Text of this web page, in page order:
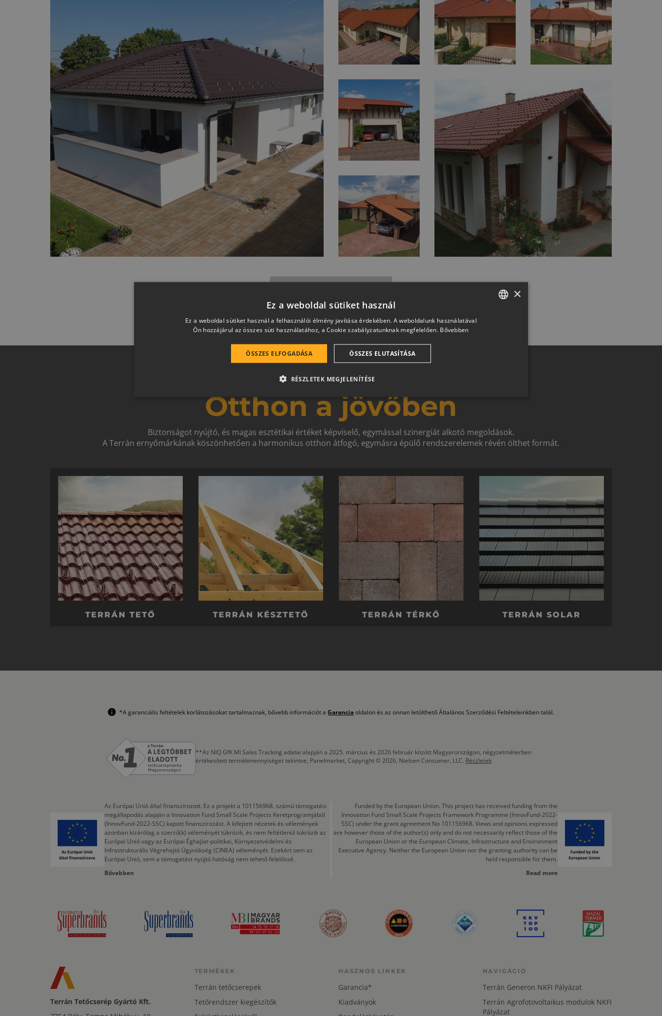
Otthon a jövőben
Biztonságot nyújtó, és magas esztétikai értéket képviselő, egymással szinergiát alkotó megoldások.
A Terrán ernyőmárkának köszönhetően a harmonikus otthon átfogó, egymásra épülő rendszerelemek révén ölthet formát.
TERRÁN TETŐ TERRÁN KÉSZTETŐ TERRÁN TÉRKŐ TERRÁN SOLAR
*A garanciális feltételek korlátozásokat tartalmaznak, bővebb információt a Garanciaoldalon és az onnan letölthető Általános Szerződési Feltételeinkben talál.
**Az NIQ GfK MI Sales Tracking adatai alapján a 2025. március és 2026 február között Magyarországon, négyzetméterben
értékesített termékmennyiséget tekintve, Panelmarket, Copyright © 2026, Nielsen Consumer, LLC. Részletek
Az Európai Unió által finanszírozott. Ez a projekt a 101156968. számú támogatási
megállapodás alapján a Innovation Fund Small Scale Projects Keretprogramjából
(InnovFund-2022-SSC) kapott finanszírozást. A kifejtett nézetek és vélemények
azonban kizárólag a szerző(k) véleményét tükrözik, és nem feltétlenül tükrözik az
Európai Unió vagy az Európai Éghajlat-politikai, Környezetvédelmi és
Infrastrukturális Végrehajtó Ügynökség (CINEA) véleményét. Ezekért sem az
Európai Unió, sem a támogatást nyújtó hatóság nem tehető felelőssé.
Bővebben
Funded by the European Union. This project has received funding from the
Innovation Fund Small Scale Projects Framework Programme (InnovFund-2022-
SSC) under the grant agreement No 101156968. Views and opinions expressed
are however those of the author(s) only and do not necessarily reflect those of the
European Union or the European Climate, Infrastructure and Environment
Executive Agency. Neither the European Union nor the granting authority can be
held responsible for them.
Read more
Terrán Tetőcserép Gyártó Kft.
TERMÉKEK
Terrán tetőcserepek
Tetőrendszer kiegészítők
HASZNOS LINKEK
Garancia*
Kiadványok
NAVIGÁCIÓ
Terrán Generon NKFI Pályázat
Terrán Agrofotovoltaikus modulok NKFI
Pályázat
RO-HU
×
Ez a weboldal sütiket használ
Ez a weboldal sütiket használ a felhasználói élmény javítása érdekében. A weboldalunk használatával
Ön hozzájárul az összes süti használatához, a Cookie szabályzatunknak megfelelően. Bővebben
ÖSSZES ELFOGADÁSA ÖSSZES ELUTASÍTÁSA
RÉSZLETEK MEGJELENÍTÉSE